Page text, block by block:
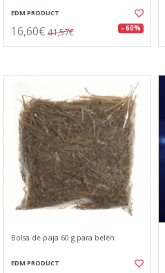
EDM PRODUCT
16,60€ 41,57€ - 60%
Bolsa de paja 60 g para belén
EDM PRODUCT